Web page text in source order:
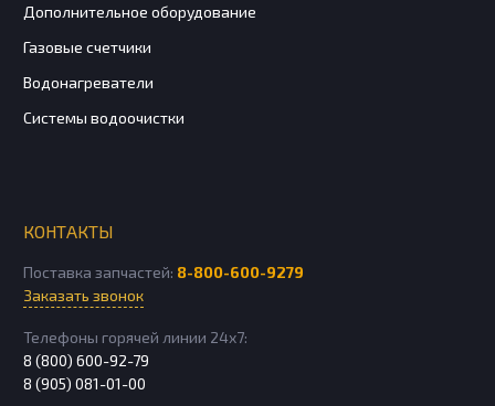
Дополнительное оборудование
Газовые счетчики
Водонагреватели
Системы водоочистки
КОНТАКТЫ
Поставка запчастей: 8-800-600-9279
Заказать звонок
Телефоны горячей линии 24х7:
8 (800) 600-92-79
8 (905) 081-01-00